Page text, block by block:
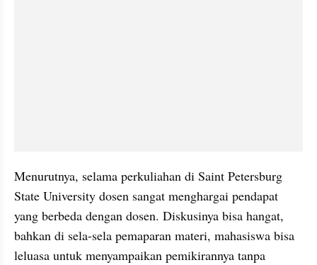
Menurutnya, selama perkuliahan di Saint Petersburg
State University dosen sangat menghargai pendapat
yang berbeda dengan dosen. Diskusinya bisa hangat,
bahkan di sela-sela pemaparan materi, mahasiswa bisa
leluasa untuk menyampaikan pemikirannya tanpa